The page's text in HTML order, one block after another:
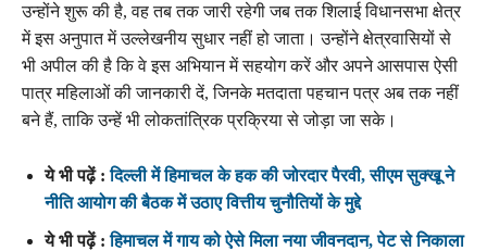
उन्होंने शुरू की है, वह तब तक जारी रहेगी जब तक शिलाई विधानसभा क्षेत्र
में इस अनुपात में उल्लेखनीय सुधार नहीं हो जाता। उन्होंने क्षेत्रवासियों से
भी अपील की है कि वे इस अभियान में सहयोग करें और अपने आसपास ऐसी
पात्र महिलाओं की जानकारी दें, जिनके मतदाता पहचान पत्र अब तक नहीं
बने हैं, ताकि उन्हें भी लोकतांत्रिक प्रक्रिया से जोड़ा जा सके।
ये भी पढ़ें :दिल्ली में हिमाचल के हक की जोरदार पैरवी, सीएम सुक्खू ने
नीति आयोग की बैठक में उठाए वित्तीय चुनौतियों के मुद्दे
ये भी पढ़ें :हिमाचल में गाय को ऐसे मिला नया जीवनदान, पेट से निकाला